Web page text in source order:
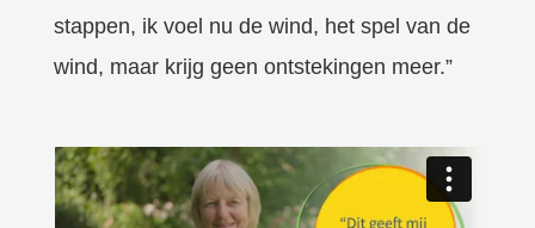
stappen, ik voel nu de wind, het spel van de
wind, maar krijg geen ontstekingen meer.”